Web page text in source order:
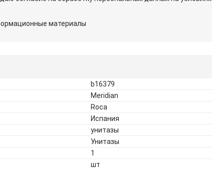
материалы
b16379
Meridian
Roca
Испания
унитазы
Унитазы
1
шт